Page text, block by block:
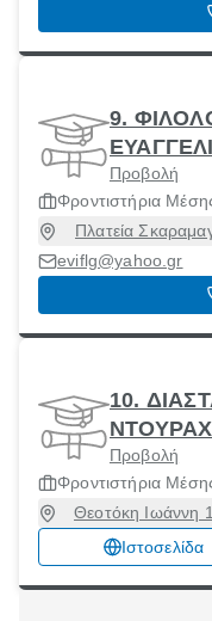
9.
Προβολή
Φροντιστήρια
Εξετάσεων
Πλατεία
eviflg@yahoo.gr
10.
Προβολή
Φροντιστήρια
Εξετάσεων
Θεοτόκη Ιωάννη
Ιστοσελίδα